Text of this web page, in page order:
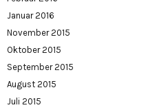
Januar 2016
November 2015
Oktober 2015
September 2015
August 2015
Juli 2015